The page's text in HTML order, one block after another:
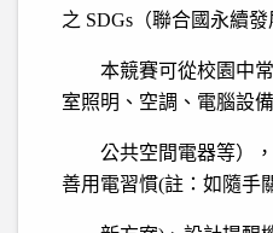
之 SDGs（聯合國永續發
本競賽可從校園中
室照明、空調、電腦設
公共空間電器等）
善用電習慣(註：如隨手